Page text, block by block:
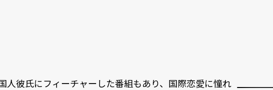
人彼氏にフィーチャーした番組もあり、国際恋愛に憧れ